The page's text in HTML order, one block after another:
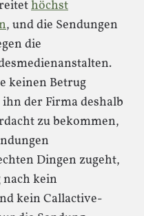
höchst
, und die Sendungen
die
keinen Betrug
der Firma deshalb
zu bekommen,
Dingen zugeht,
kein
kein Callactive-